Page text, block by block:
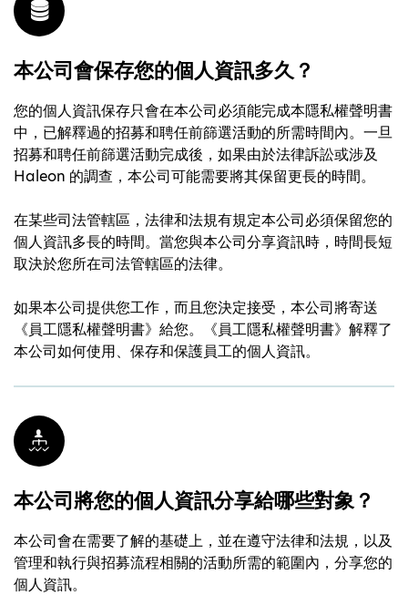
本公司會保存您的個人資訊多久？
您的個人資訊保存只會在本公司必須能完成本隱私權聲明書
中，已解釋過的招募和聘任前篩選活動的所需時間內。一旦
招募和聘任前篩選活動完成後，如果由於法律訴訟或涉及
Haleon 的調查，本公司可能需要將其保留更長的時間。
在某些司法管轄區，法律和法規有規定本公司必須保留您的
個人資訊多長的時間。當您與本公司分享資訊時，時間長短
取決於您所在司法管轄區的法律。
如果本公司提供您工作，而且您決定接受，本公司將寄送
《員工隱私權聲明書》給您。《員工隱私權聲明書》解釋了
本公司如何使用、保存和保護員工的個人資訊。
本公司將您的個人資訊分享給哪些對象？
本公司會在需要了解的基礎上，並在遵守法律和法規，以及
管理和執行與招募流程相關的活動所需的範圍內，分享您的
個人資訊。